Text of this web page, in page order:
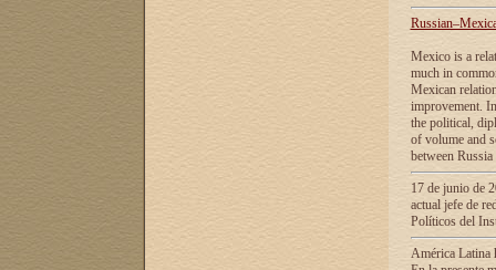
Mexico is a
much in
Mexican
improvement.
the political,
of volume and
between
17 de junio de
actual jefe de
Políticos del
América Latina